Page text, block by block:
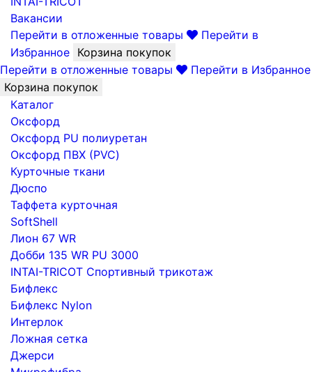
Вакансии
Перейти в отложенные товары
Перейти в
Избранное Корзина покупок
Перейти в отложенные товары
Перейти в Избранное
Корзина покупок
Каталог
Оксфорд
Оксфорд PU полиуретан
Оксфорд ПВХ (PVC)
Курточные ткани
Дюспо
Таффета курточная
SoftShell
Лион 67 WR
Добби 135 WR PU 3000
INTAI-TRICOT Спортивный трикотаж
Бифлекс
Бифлекс Nylon
Интерлок
Ложная сетка
Джерси